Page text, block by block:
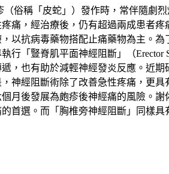
（俗稱「皮蛇」）發作時，常伴隨劇
痛，經治療後，仍有超過兩成患者疼
以抗病毒藥物搭配止痛藥物為主。
行「豎脊肌平面神經阻斷」（Erector
，也有助於減輕神經發炎反應。近
神經阻斷術除了改善急性疼痛，更
月後發展為皰疹後神經痛的風險。
首選。而「胸椎旁神經阻斷」同樣